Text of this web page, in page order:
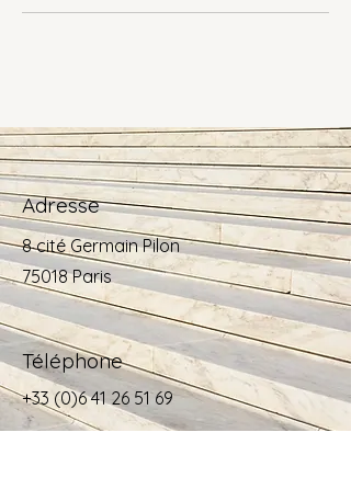
Adresse
8 cité Germain Pilon
75018 Paris
Téléphone
+33 (0)6 41 26 51 69